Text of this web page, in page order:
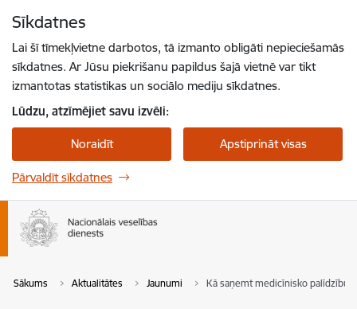
Sīkdatnes
Lai šī tīmekļvietne darbotos, tā izmanto obligāti nepieciešamās
sīkdatnes. Ar Jūsu piekrišanu papildus šajā vietnē var tikt
izmantotas statistikas un sociālo mediju sīkdatnes.
Lūdzu, atzīmējiet savu izvēli:
Noraidīt Apstiprināt visas
Pārvaldīt sīkdatnes
Sākums Aktualitātes Jaunumi Kā saņemt medicīnisko palīdzību